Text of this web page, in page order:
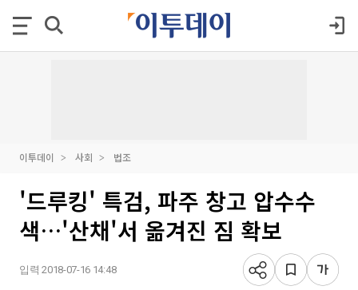
이투데이 사회 법조
'드루킹' 특검, 파주 창고 압수수
색…'산채'서 옮겨진 짐 확보
입력 2018-07-16 14:48